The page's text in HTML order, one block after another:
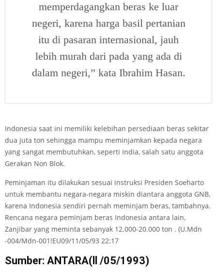
memperdagangkan beras ke luar
negeri, karena harga basil pertanian
itu di pasaran internasional, jauh
lebih murah dari pada yang ada di
dalam negeri,” kata Ibrahim Hasan.
Indonesia saat ini memiliki kelebihan persediaan beras sekitar
dua juta ton sehingga mampu meminjamkan kepada negara
yang sangat membutuhkan, seperti India, salah satu anggota
Gerakan Non Blok.
Peminjaman itu dilakukan sesuai instruksi Presiden Soeharto
untuk membantu negara-negara miskin diantara anggota GNB,
karena Indonesia sendiri pernah meminjam beras, tambahnya.
Rencana negara peminjam beras Indonesia antara lain,
Zanjibar yang meminta sebanyak 12.000-20.000 ton . (U.Mdn
-004/Mdn-001!EU09/11/05/93 22:17
Sumber: ANTARA(ll /05/1993)